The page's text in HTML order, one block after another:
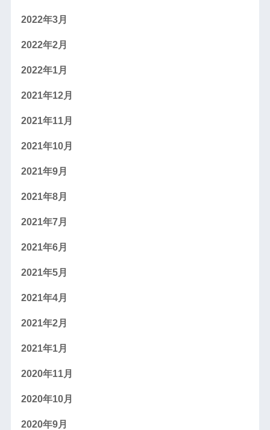
2022年3月
2022年2月
2022年1月
2021年12月
2021年11月
2021年10月
2021年9月
2021年8月
2021年7月
2021年6月
2021年5月
2021年4月
2021年2月
2021年1月
2020年11月
2020年10月
2020年9月